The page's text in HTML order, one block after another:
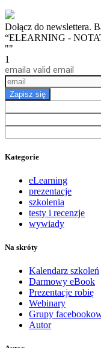
Dołącz do newslettera.
“ELEARNING -
""
1
emaila valid email
Zapisz się
Kategorie
eLearning
prezentacje
szkolenia
testy i recenzje
wywiady
Na skróty
Kalendarz szkoleń
Darmowy eBook
Prezentacje robię
Webinary
Grupy
Autor